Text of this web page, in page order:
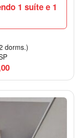
1 suíte e 1
dorms.)